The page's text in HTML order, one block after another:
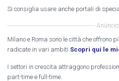
Si consiglia usare anche portali di
Milano e Roma sono le città che offrono
radicate in vari ambiti Scopri qui le
I settori in crescita attraggono
part-time e full-time.